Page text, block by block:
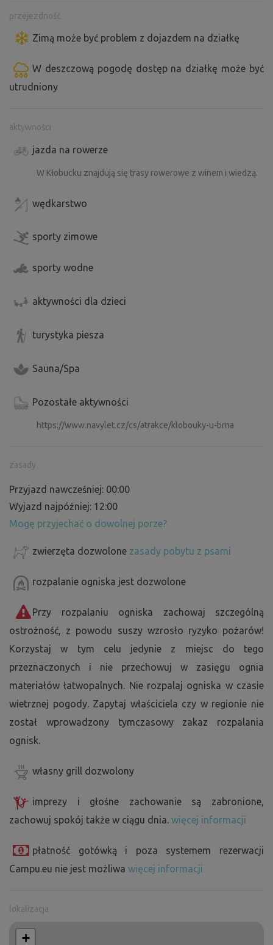
przejezdność
Zimą może być problem z dojazdem na działkę
W deszczową pogodę dostęp na działkę może być
utrudniony
aktywności
jazda na rowerze
W Kłobucku znajdują się trasy rowerowe z winem i wiedzą.
wędkarstwo
sporty zimowe
sporty wodne
aktywności dla dzieci
turystyka piesza
Sauna/Spa
Pozostałe aktywności
https://www.navylet.cz/cs/atrakce/klobouky-u-brna
zasady
Przyjazd nawcześniej: 00:00
Wyjazd najpóźniej: 12:00
Mogę przyjechać o dowolnej porze?
zwierzęta dozwolone zasady pobytu z psami
rozpalanie ogniska jest dozwolone
Przy rozpalaniu ogniska zachowaj szczególną
ostrożność, z powodu suszy wzrosło ryzyko pożarów!
Korzystaj w tym celu jedynie z miejsc do tego
przeznaczonych i nie przechowuj w zasięgu ognia
materiałów łatwopalnych. Nie rozpalaj ogniska w czasie
wietrznej pogody. Zapytaj właściciela czy w regionie nie
został wprowadzony tymczasowy zakaz rozpalania
ognisk.
własny grill dozwolony
imprezy i głośne zachowanie są zabronione,
zachowuj spokój także w ciągu dnia. więcej informacji
płatność gotówką i poza systemem rezerwacji
Campu.eu nie jest możliwa więcej informacji
lokalizacja
+